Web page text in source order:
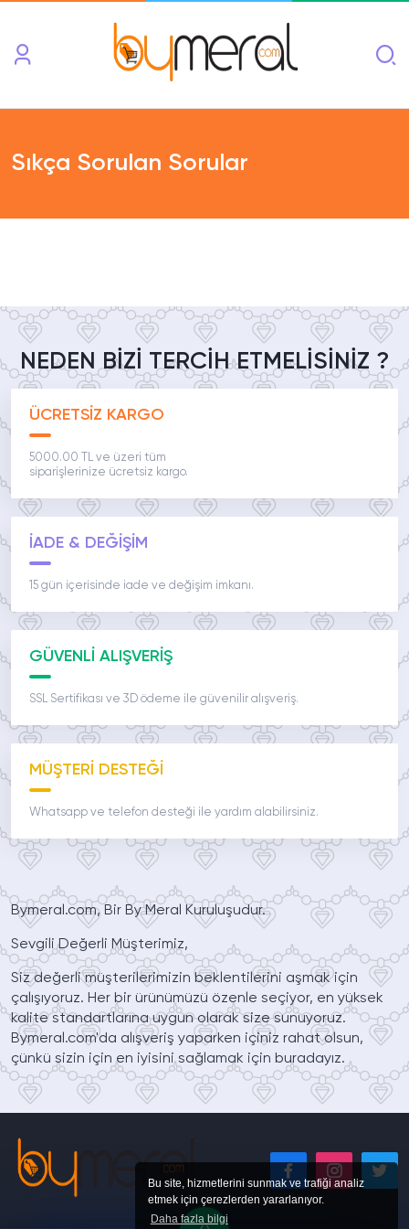
Bu site, hizmetlerini sunmak ve trafiği analiz
etmek için çerezlerden yararlanıyor.
Daha fazla bilgi
Sıkça Sorulan Sorular
NEDEN BİZİ TERCİH ETMELİSİNİZ ?
ÜCRETSİZ KARGO
5000.00 TL ve üzeri tüm
siparişlerinize ücretsiz kargo.
İADE & DEĞİŞİM
15 gün içerisinde iade ve değişim imkanı.
GÜVENLİ ALIŞVERİŞ
SSL Sertifikası ve 3D ödeme ile güvenilir alışveriş.
MÜŞTERİ DESTEĞİ
Whatsapp ve telefon desteği ile yardım alabilirsiniz.
Bymeral.com, Bir By Meral Kuruluşudur.
Sevgili Değerli Müşterimiz,
Siz değerli müşterilerimizin beklentilerini aşmak için
çalışıyoruz. Her bir ürünümüzü özenle seçiyor, en yüksek
kalite standartlarına uygun olarak size sunuyoruz.
Bymeral.com'da alışveriş yaparken içiniz rahat olsun,
çünkü sizin için en iyisini sağlamak için buradayız.